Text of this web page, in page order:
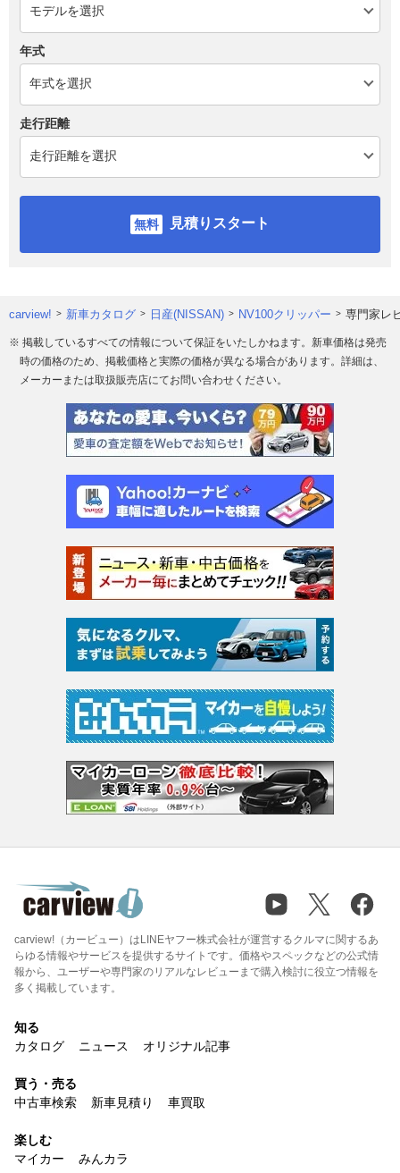
年式
走行距離
見積りスタート
carview! 新車カタログ 日産(NISSAN) NV100クリッパー 専門家レ
※ 掲載しているすべての情報について保証をいたしかねます。新車価格は発売
時の価格のため、掲載価格と実際の価格が異なる場合があります。詳細は、
メーカーまたは取扱販売店にてお問い合わせください。
carview!（カービュー）はLINEヤフー株式会社が運営するクルマに関するあ
らゆる情報やサービスを提供するサイトです。価格やスペックなどの公式情
報から、ユーザーや専門家のリアルなレビューまで購入検討に役立つ情報を
多く掲載しています。
知る
カタログ
ニュース オリジナル記事
買う・売る
中古車検索
新車見積り 車買取
楽しむ
マイカー
みんカラ